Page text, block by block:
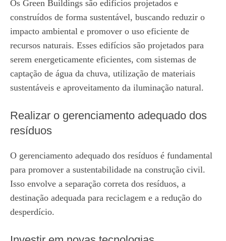
Os Green Buildings são edifícios projetados e
construídos de forma sustentável, buscando reduzir o
impacto ambiental e promover o uso eficiente de
recursos naturais. Esses edifícios são projetados para
serem energeticamente eficientes, com sistemas de
captação de água da chuva, utilização de materiais
sustentáveis e aproveitamento da iluminação natural.
Realizar o gerenciamento adequado dos
resíduos
O gerenciamento adequado dos resíduos é fundamental
para promover a sustentabilidade na construção civil.
Isso envolve a separação correta dos resíduos, a
destinação adequada para reciclagem e a redução do
desperdício.